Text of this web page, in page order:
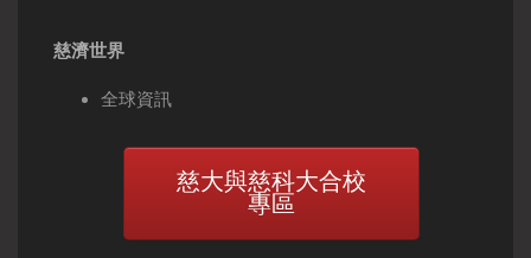
慈濟世界
全球資訊
慈大與慈科大合校
專區